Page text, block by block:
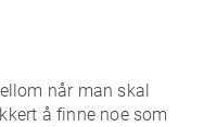
når man skal
å finne noe som